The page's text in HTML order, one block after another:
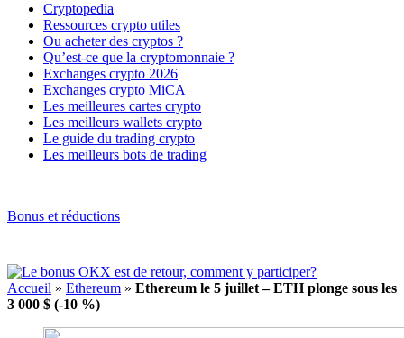
Cryptopedia
Ressources crypto utiles
Ou acheter des cryptos ?
Qu’est-ce que la cryptomonnaie ?
Exchanges crypto 2026
Exchanges crypto MiCA
Les meilleures cartes crypto
Les meilleurs wallets crypto
Le guide du trading crypto
Les meilleurs bots de trading
Bonus et réductions
Accueil » Ethereum » Ethereum le 5 juillet – ETH plonge sous les
3 000 $ (-10 %)